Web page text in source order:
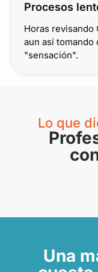
Procesos
Horas revisando
aun así tomando
"sensación".
Lo que
Una